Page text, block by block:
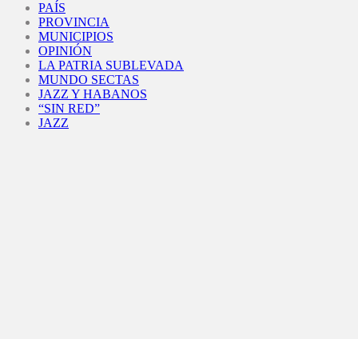
PAÍS
PROVINCIA
MUNICIPIOS
OPINIÓN
LA PATRIA SUBLEVADA
MUNDO SECTAS
JAZZ Y HABANOS
“SIN RED”
JAZZ